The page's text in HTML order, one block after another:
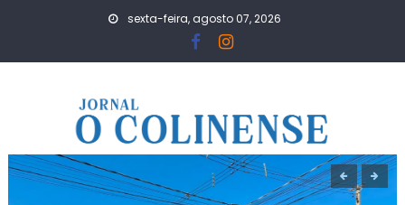
sexta-feira, agosto 07, 2026